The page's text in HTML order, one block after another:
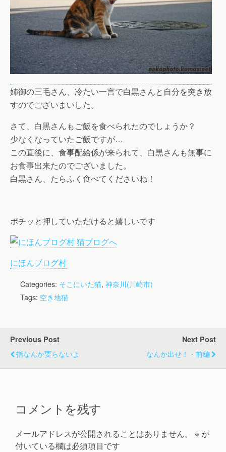
姉御の三毛さん、冷たい一言で白黒さんと自分を突き放
すのでございまいした。
さて、白黒さんもご飯を食べられたのでしょうか？
少なくなっていたご飯ですが…
この直後に、食事配給係が来られて、白黒さんも無事に
お食事出来たのでございました。
白黒さん、たらふく食べてくださいね！
ポチッと押していただけると嬉しいです
にほんブログ村
Categories: そこにいた猫, 神奈川(川崎市)
Tags: 空き地猫
Previous Post
指なんか要らないよ
Next Post
なんか出せ！・前編
コメントを残す
メールアドレスが公開されることはありません。 ※ が
付いている欄は必須項目です